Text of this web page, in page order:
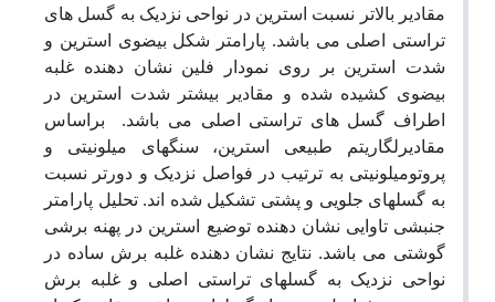
مقادیر بالاتر نسبت استرین در نواحی نزدیک به گسل های
تراستی اصلی می باشد. پارامتر شکل بیضوی استرین و
شدت استرین بر روی نمودار فلین نشان دهنده غلبه
بیضوی کشیده شده و مقادیر بیشتر شدت استرین در
اطراف گسل های تراستی اصلی می باشد. براساس
مقادیرلگاریتم طبیعی استرین، سنگهای میلونیتی و
پروتومیلونیتی به ترتیب در فواصل نزدیک و دورتر نسبت
به گسلهای جلویی و پشتی تشکیل شده اند. تحلیل پارامتر
جنبشی تاوایی نشان دهنده توضیع استرین در پهنه برشی
گوشتی می باشد. نتایج نشان دهنده غلبه برش ساده در
نواحی نزدیک به گسلهای تراستی اصلی و غلبه برش